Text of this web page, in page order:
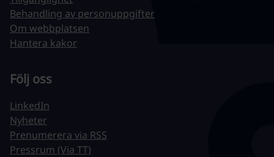
Behandling av personuppgifter
Om webbplatsen
Hantera kakor
Följ oss
LinkedIn
Nyheter
Prenumerera via RSS
Pressrum (Via TT)